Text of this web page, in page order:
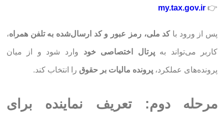
👉
my.tax.gov.ir
پس از ورود با کد ملی، رمز عبور و کد ارسال‌شده به تلفن همراه،
کاربر می‌تواند بهپرتال اختصاصی خود وارد شود و از میان
پرونده‌های عملکرد، پرونده مالیات بر حقوق را انتخاب کند.
مرحله دوم: تعریف نماینده برای